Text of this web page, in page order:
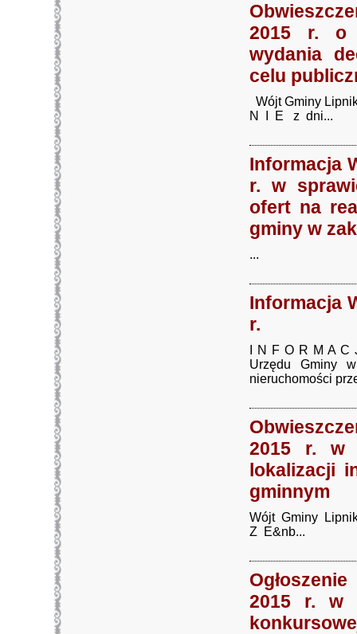
2015 r. o
wydania
celu
Wójt Gminy
N I E z dni...
Informacja
r. w
ofert na
gminy w
...
Informacja
r.
I N F O R M A
Urzędu Gminy
nieruchomości
2015 r. w
lokalizacji
gminnym
Wójt Gminy
Z E&nb...
2015 r. w